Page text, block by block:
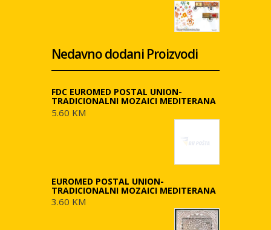
Nedavno dodani Proizvodi
FDC EUROMED POSTAL UNION-
TRADICIONALNI MOZAICI MEDITERANA
5.60 KM
EUROMED POSTAL UNION-
TRADICIONALNI MOZAICI MEDITERANA
3.60 KM